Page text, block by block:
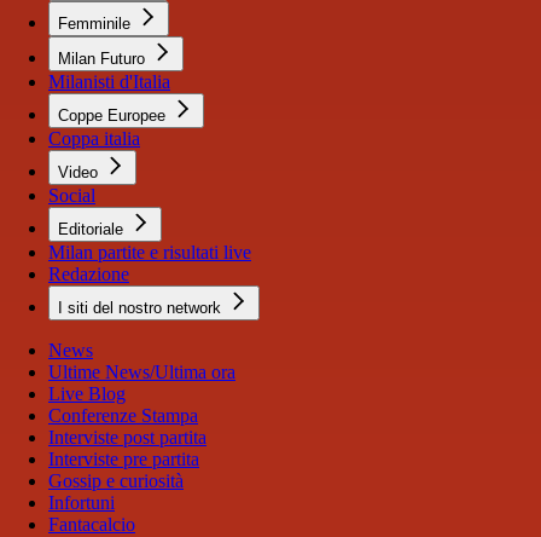
Femminile
Milan Futuro
Milanisti d'Italia
Coppe Europee
Coppa italia
Video
Social
Editoriale
Milan partite e risultati live
Redazione
I siti del nostro network
News
Ultime News/Ultima ora
Live Blog
Conferenze Stampa
Interviste post partita
Interviste pre partita
Gossip e curiosità
Infortuni
Fantacalcio